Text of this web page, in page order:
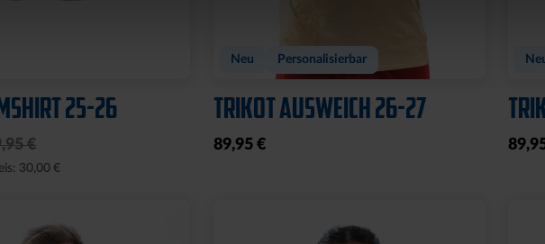
25-26
€
30,00 €
Neu Personalisierbar
TRIKOT AUSWEICH 26-27
89,95 €